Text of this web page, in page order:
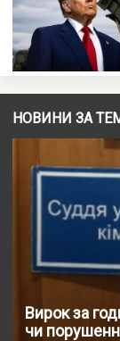
НОВИНИ ЗА
Вирок за
чи